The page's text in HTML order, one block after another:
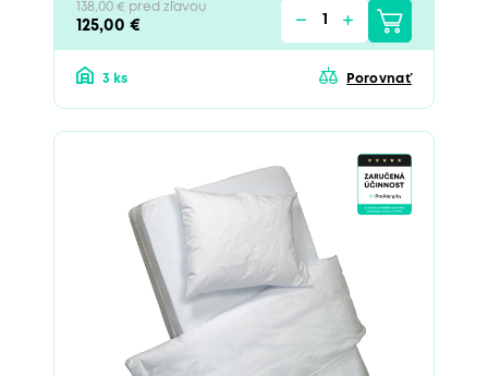
138,00 € pred zľavou
125,00 €
3 ks Porovnať